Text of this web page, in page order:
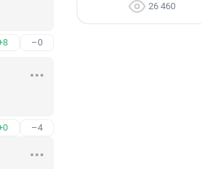
–0
–4
26 460